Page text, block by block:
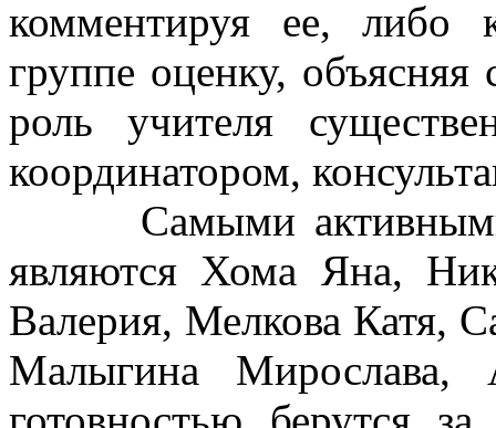
комментируя ее, либо
группе оценку,
роль учителя
координатором,
Самыми активными
являются Хома Яна,
Валерия, Мелкова Катя,
Малыгина